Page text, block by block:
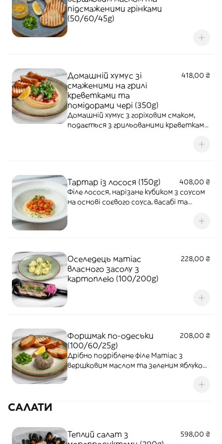
підсмаженими грінками
(50/60/45g)
Домашній хумус зі
смаженими на грилі
креветками та
помідорами чері (350g)
418,00 ₴
Домашній хумус з горіховим смаком,
подається з грильованими креветками,
Тартар із лосося (150g)
408,00 ₴
Філе лосося, нарізане кубиком з соусом
на основі соєвого соуса, васабі та
Оселедець матіас
власного засолу з
картоплею (100/200g)
228,00 ₴
Форшмак по-одеськи
(100/60/25g)
208,00 ₴
Дрібно подріблене філе Матіас з
вершковим маслом та зеленим яблуком,
САЛАТИ
Теплий салат з
598,00 ₴